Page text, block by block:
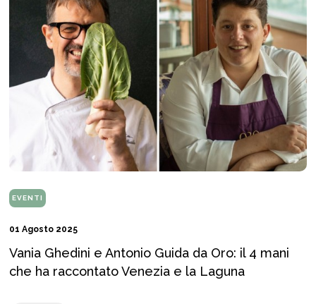
EVENTI
01 Agosto 2025
Vania Ghedini e Antonio Guida da Oro: il 4 mani
che ha raccontato Venezia e la Laguna